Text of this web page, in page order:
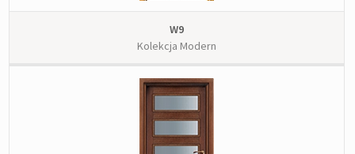
W9
Kolekcja Modern